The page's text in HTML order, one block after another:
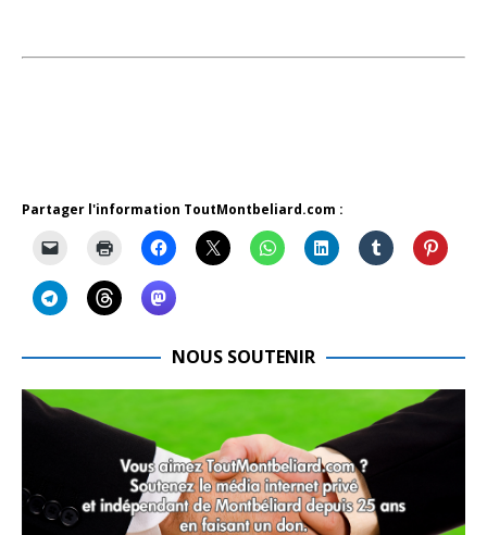
Partager l'information ToutMontbeliard.com :
NOUS SOUTENIR